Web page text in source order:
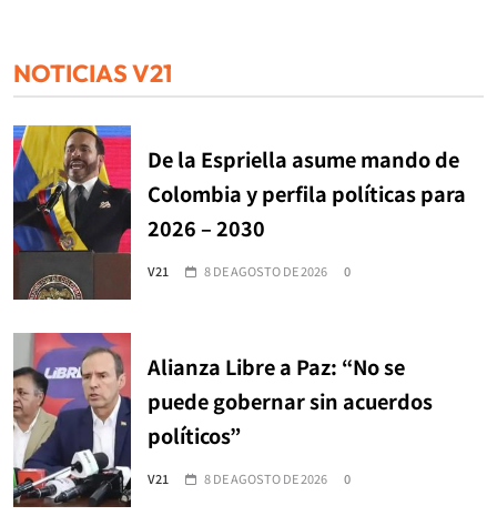
NOTICIAS V21
De la Espriella asume mando de
Colombia y perfila políticas para
2026 – 2030
V21 8 DE AGOSTO DE 2026 0
Alianza Libre a Paz: “No se
puede gobernar sin acuerdos
políticos”
V21 8 DE AGOSTO DE 2026 0